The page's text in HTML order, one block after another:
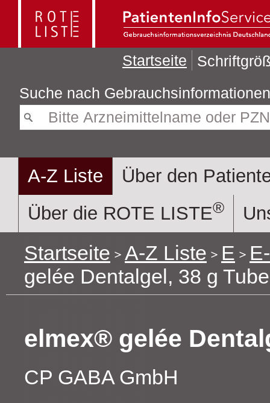
Suche nach
A-Z Liste
Über den
Über die ROTE LISTE®
Startseite
Startseite A-Z Liste E
gelée Dentalgel, 38 g Tube
elmex® gelée
CP GABA GmbH